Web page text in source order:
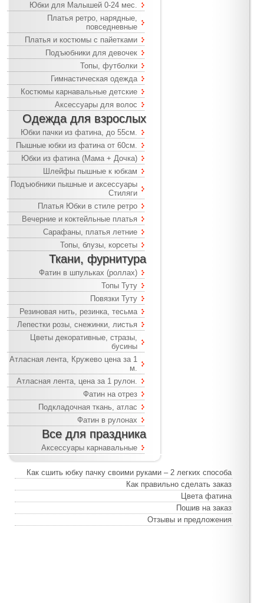
Юбки для Малышей 0-24 мес.
Платья ретро, нарядные,
повседневные
Платья и костюмы с пайетками
Подъюбники для девочек
Топы, футболки
Гимнастическая одежда
Костюмы карнавальные детские
Аксессуары для волос
Одежда для взрослых
Юбки пачки из фатина, до 55см.
Пышные юбки из фатина от 60см.
Юбки из фатина (Мама + Дочка)
Шлейфы пышные к юбкам
Подъюбники пышные и аксессуары
Стиляги
Платья Юбки в стиле ретро
Вечерние и коктейльные платья
Сарафаны, платья летние
Топы, блузы, корсеты
Ткани, фурнитура
Фатин в шпульках (роллах)
Топы Туту
Повязки Туту
Резиновая нить, резинка, тесьма
Лепестки розы, снежинки, листья
Цветы декоративные, стразы,
бусины
Атласная лента, Кружево цена за 1
м.
Атласная лента, цена за 1 рулон.
Фатин на отрез
Подкладочная ткань, атлас
Фатин в рулонах
Все для праздника
Аксессуары карнавальные
Как сшить юбку пачку своими руками – 2 легких способа
Как правильно сделать заказ
Цвета фатина
Пошив на заказ
Отзывы и предложения